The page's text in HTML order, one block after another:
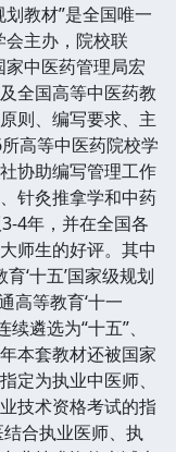
教材”是全国唯一
会主办，院校联
家中医药管理局宏
全国高等中医药教
则、编写要求、主
高等中医药院校学
协助编写管理工作
针灸推拿学和中药
4年，并在全国各
师生的好评。其中
‘十五’国家级规划
高等教育‘十一
遴选为“十五”、
本套教材还被国家
定为执业中医师、
技术资格考试的指
合执业医师、执